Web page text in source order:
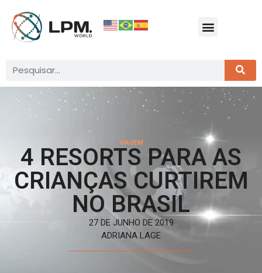
VIAGEM
4 RESORTS PARA AS
CRIANÇAS CURTIREM
NO BRASIL
27 DE JUNHO DE 2019
ADRIANA LAGE